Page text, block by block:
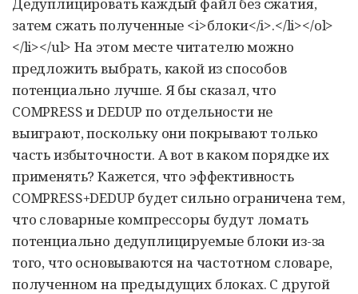
затем сжать полученные <i>блоки</i>.</li></ol>
</li></ul> На этом месте читателю можно
предложить выбрать, какой из способов
потенциально лучше. Я бы сказал, что
COMPRESS и DEDUP по отдельности не
выиграют, поскольку они покрывают только
часть избыточности. А вот в каком порядке их
применять? Кажется, что эффективность
COMPRESS+DEDUP будет сильно ограничена тем,
что словарные компрессоры будут ломать
потенциально дедуплицируемые блоки из-за
того, что основываются на частотном словаре,
полученном на предыдущих блоках. С другой